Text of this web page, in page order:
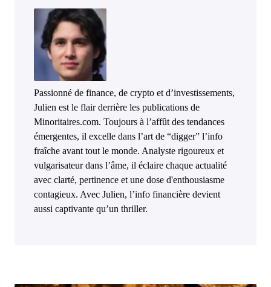
Passionné de finance, de crypto et d’investissements,
Julien est le flair derrière les publications de
Minoritaires.com. Toujours à l’affût des tendances
émergentes, il excelle dans l’art de “digger” l’info
fraîche avant tout le monde. Analyste rigoureux et
vulgarisateur dans l’âme, il éclaire chaque actualité
avec clarté, pertinence et une dose d'enthousiasme
contagieux. Avec Julien, l’info financière devient
aussi captivante qu’un thriller.